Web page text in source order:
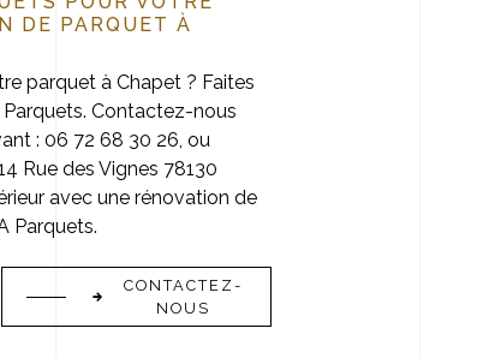
DE PARQUET À
parquet à Chapet ? Faites
Contactez-nous
: 06 72 68 30 26, ou
Rue des Vignes 78130
avec une rénovation de
Parquets.
CONTACTEZ-
NOUS